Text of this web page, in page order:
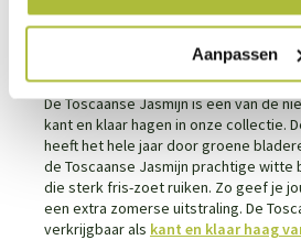
Aanpassen
7. De Toscaanse Jasmijn
De Toscaanse Jasmijn is een van de
kant en klaar hagen in onze collectie.
heeft het hele jaar door groene
de Toscaanse Jasmijn prachtige witte
die sterk fris-zoet ruiken. Zo geef je
een extra zomerse uitstraling. De
verkrijgbaar als kant en klaar haag